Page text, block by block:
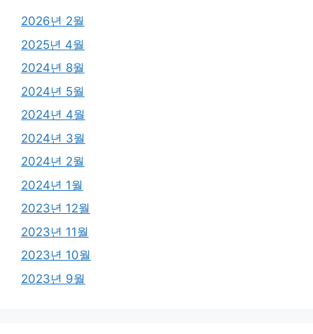
2026년 2월
2025년 4월
2024년 8월
2024년 5월
2024년 4월
2024년 3월
2024년 2월
2024년 1월
2023년 12월
2023년 11월
2023년 10월
2023년 9월